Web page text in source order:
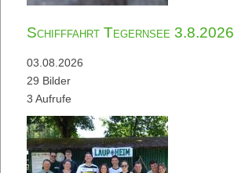
Schifffahrt Tegernsee 3.8.2026
03.08.2026
29 Bilder
3 Aufrufe